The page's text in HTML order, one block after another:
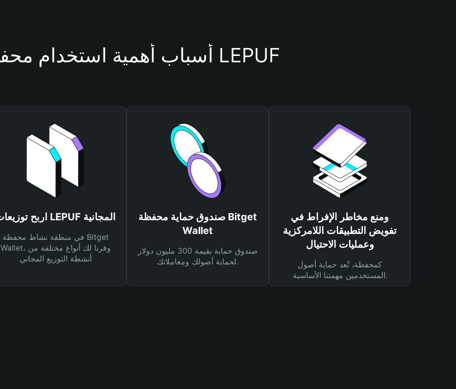
أسباب أهمية استخدام محفظة LEPUF
اربح توزيعات LEPUF المجانية
في منطقة نشاط محفظة Bitget
Wallet، وفرنا لك أنواع مختلفة من
أنشطة التوزيع المجاني
صندوق حماية محفظة Bitget
Wallet
صندوق حماية بقيمة 300 مليون دولار
لحماية أصولك ومعاملاتك.
ومنع مخاطر الإفراط في
تفويض التطبيقات اللامركزية
وعمليات الاحتيال
كمحفظة، تُعد حماية أصول
المستخدمين مهمتنا الأساسية.